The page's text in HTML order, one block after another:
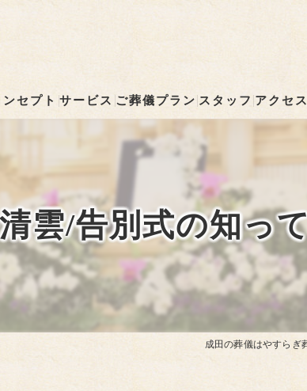
ンセプト
成田の葬儀･やすらぎ葬祭 清雲の口コミ情報
成田の葬儀･やすらぎ葬祭 清雲の評判
成田の葬儀･やすらぎ葬祭 清雲のお客様の声
サービス ご葬儀プラン スタッフ アクセス
雲/告別式の知っ
成田の葬儀はやすらぎ